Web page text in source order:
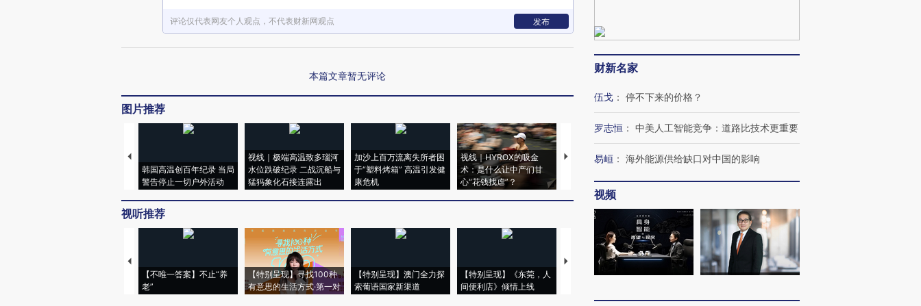
评论仅代表网友个人观点，不代表财新网观点 发布
本篇文章暂无评论
图片推荐
韩国高温创百年纪录 当局
警告停止一切户外活动
视线｜极端高温致多瑙河
水位跌破纪录 二战沉船与
猛犸象化石接连露出
加沙上百万流离失所者困
于“塑料烤箱” 高温引发健
康危机
视线｜HYROX的吸金
术：是什么让中产们甘
心“花钱找虐”？
马航飞行员跨国走私7万
视线｜被称为“蟑螂”的印
育部长拱下台
飞地休达
视听推荐
【不唯一答案】不止“养
老”
【特别呈现】寻找100种
有意思的生活方式·第一对
【特别呈现】澳门全力探
索葡语国家新渠道
【特别呈现】《东莞，人
间便利店》倾情上线
【推广】走进第四届链博
会，让数智科技“链”接产
【特别呈现】寻找100种
【商旅对话】华住集团
CFO：不靠规模取胜，华
财新名家
伍戈 ： 停不下来的价格？
罗志恒 ： 中美人工智能竞争：道路比技术更重要
易峘 ： 海外能源供给缺口对中国的影响
视频